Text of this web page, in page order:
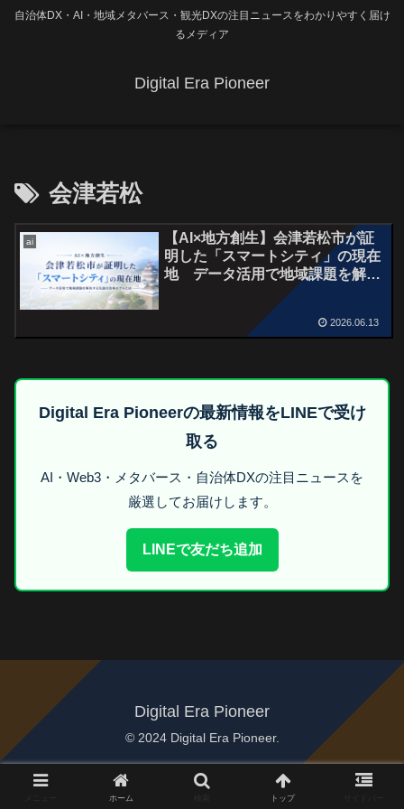
自治体DX・AI・地域メタバース・観光DXの注目ニュースをわかりやすく届け
るメディア
Digital Era Pioneer
会津若松
ai
【AI×地方創生】会津若松市が証
明した「スマートシティ」の現在
地 データ活用で地域課題を解決
する先進自治体モデルとは
2026.06.13
Digital Era Pioneerの最新情報をLINEで受け
取る
AI・Web3・メタバース・自治体DXの注目ニュースを
厳選してお届けします。
LINEで友だち追加
Digital Era Pioneer
© 2024 Digital Era Pioneer.
ホーム トップ